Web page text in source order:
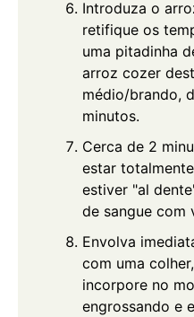
Introduza o
retifique os
uma pitadinha
arroz cozer
médio/brando,
minutos.
Cerca de 2
estar
estiver "al
de sangue com
Envolva
com uma
incorpore no
engrossando e